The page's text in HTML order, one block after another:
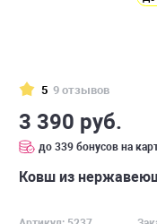
5 9 отзывов
3 390 руб.
до 339 бонусов на
Ковш из